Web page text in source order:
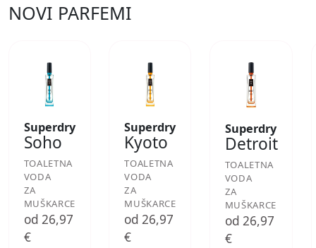
NOVI PARFEMI
Superdry
Soho
TOALETNA
VODA
ZA
MUŠKARCE
od 26,97
€
Superdry
Kyoto
TOALETNA
VODA
ZA
MUŠKARCE
od 26,97
€
Superdry
Detroit
TOALETNA
VODA
ZA
MUŠKARCE
od 26,97
€